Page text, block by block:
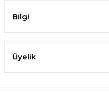
Bilgi
Üyelik